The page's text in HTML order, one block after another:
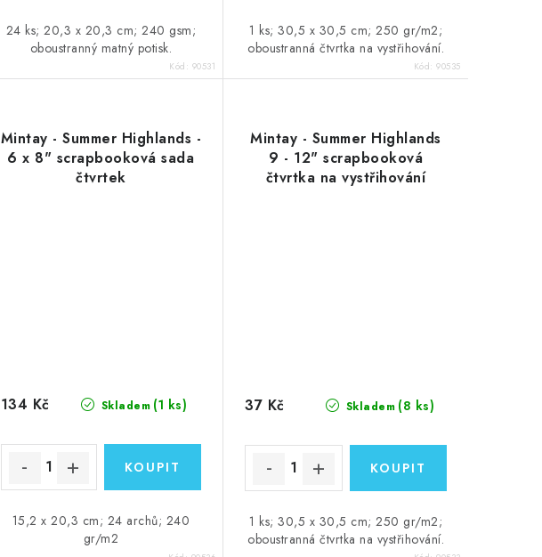
24 ks; 20,3 x 20,3 cm; 240 gsm;
oboustranný matný potisk.
Kód: 90531
1 ks; 30,5 x 30,5 cm; 250 gr/m2;
oboustranná čtvrtka na vystřihování.
Kód:90535
Mintay - Summer Highlands -
6 x 8" scrapbooková sada
čtvrtek
Skladem (1 ks)
134 Kč
15,2 x 20,3 cm; 24 archů; 240
gr/m2
Mintay - Summer Highlands
9 - 12" scrapbooková
čtvrtka na vystřihování
Skladem (8 ks)
37 Kč
1 ks; 30,5 x 30,5 cm; 250 gr/m2;
oboustranná čtvrtka na vystřihování.